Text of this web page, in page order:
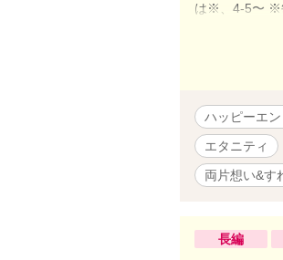
は※、4-5〜 ※
ファポリス先
ハッピーエン
エタニティ
両片想い&す
長編